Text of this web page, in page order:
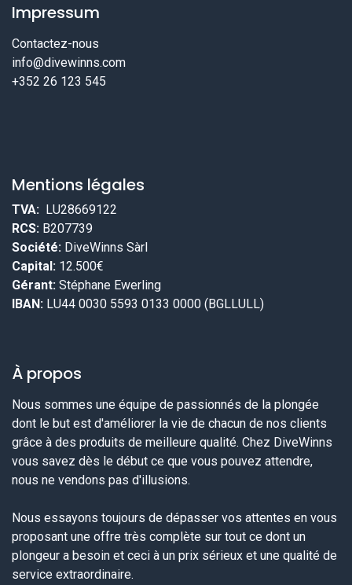
Impressum
Contactez-nous
info@divewinns.com
+352 26 123 545
Mentions légales
TVA: LU28669122
RCS: B207739
Société: DiveWinns Sàrl
Capital: 12.500€
Gérant: Stéphane Ewerling
IBAN: LU44 0030 5593 0133 0000 (BGLLULL)
À propos
Nous sommes une équipe de passionnés de la plongée
dont le but est d'améliorer la vie de chacun de nos clients
grâce à des produits de meilleure qualité. Chez DiveWinns
vous savez dès le début ce que vous pouvez attendre,
nous ne vendons pas d'illusions.
Nous essayons toujours de dépasser vos attentes en vous
proposant une offre très complète sur tout ce dont un
plongeur a besoin et ceci à un prix sérieux et une qualité de
service extraordinaire.